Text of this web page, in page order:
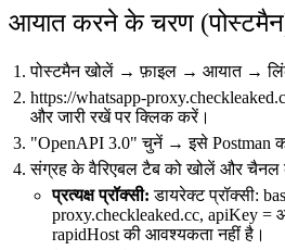
आयात करने के चरण
पोस्टमैन खोलें → फ़ाइल → आयात →
https://whatsapp-
और जारी रखें पर क्लिक करें।
"OpenAPI 3.0" चुनें → इसे
संग्रह के वैरिएबल टैब को खोलें और चैनल
प्रत्यक्ष प्रॉक्सी: डायरेक्ट प्रॉक्सी:
proxy.checkleaked.cc, apiKey
rapidHost की आवश्यकता नहीं है।